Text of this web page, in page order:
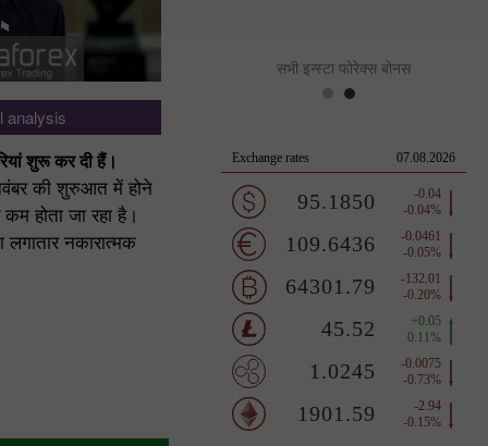
analysis
शुरू कर दी हैं।
की शुरुआत में होने
होता जा रहा है।
लगातार नकारात्मक
USD/JPY: सरकारी हस्तक्षेप के बावजूद
रहा, डॉलर ने अपनी खोई हुई बढ़त को
साथ फिर से हासिल कर लिया।
USD/JPY जोड़ी ने लगातार तीसरे दिन भी
रुख दिखाया है। मुद्रा बाज़ार में हस्तक्षेप के
आई तीव्र और अचानक गिरावट एक
अल्पकालिक सुधार साबित हुई
लेखक:Irina Manzenko
08:01 2026-08-07 UTC+2
सभी इन्स्टा फोरेक्स बोनस